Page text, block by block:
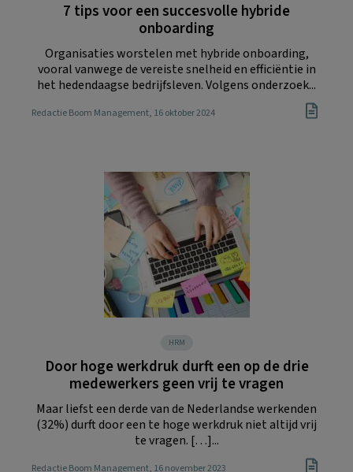
7 tips voor een succesvolle hybride
onboarding
Organisaties worstelen met hybride onboarding,
vooral vanwege de vereiste snelheid en efficiëntie in
het hedendaagse bedrijfsleven. Volgens onderzoek...
Redactie Boom Management, 16 oktober 2024
HRM
Door hoge werkdruk durft een op de drie
medewerkers geen vrij te vragen
Maar liefst een derde van de Nederlandse werkenden
(32%) durft door een te hoge werkdruk niet altijd vrij
te vragen. […]...
Redactie Boom Management, 16 november 2023